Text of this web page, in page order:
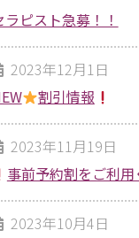
ラピスト急募！！
2023年12月1日
割引情報
2023年11月19日
事前予約割をご利用
2023年10月4日